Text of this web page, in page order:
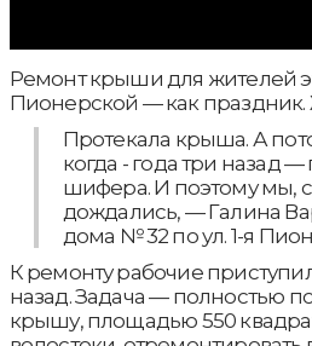
Ремонт крыши для жителей
Пионерской — как праздник.
Протекала крыша. А
когда - года три назад
шифера. И поэтому мы,
дождались, — Галина
дома № 32 по ул. 1-я
К ремонту рабочие
назад. Задача — полностью
крышу, площадью 550